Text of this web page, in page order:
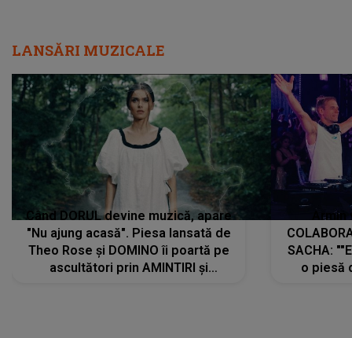
LANSĂRI MUZICALE
Când DORUL devine muzică, apare
"Nu ajung acasă". Piesa lansată de
Theo Rose și DOMINO îi poartă pe
ascultători prin AMINTIRI și
SACHA:
o piesă